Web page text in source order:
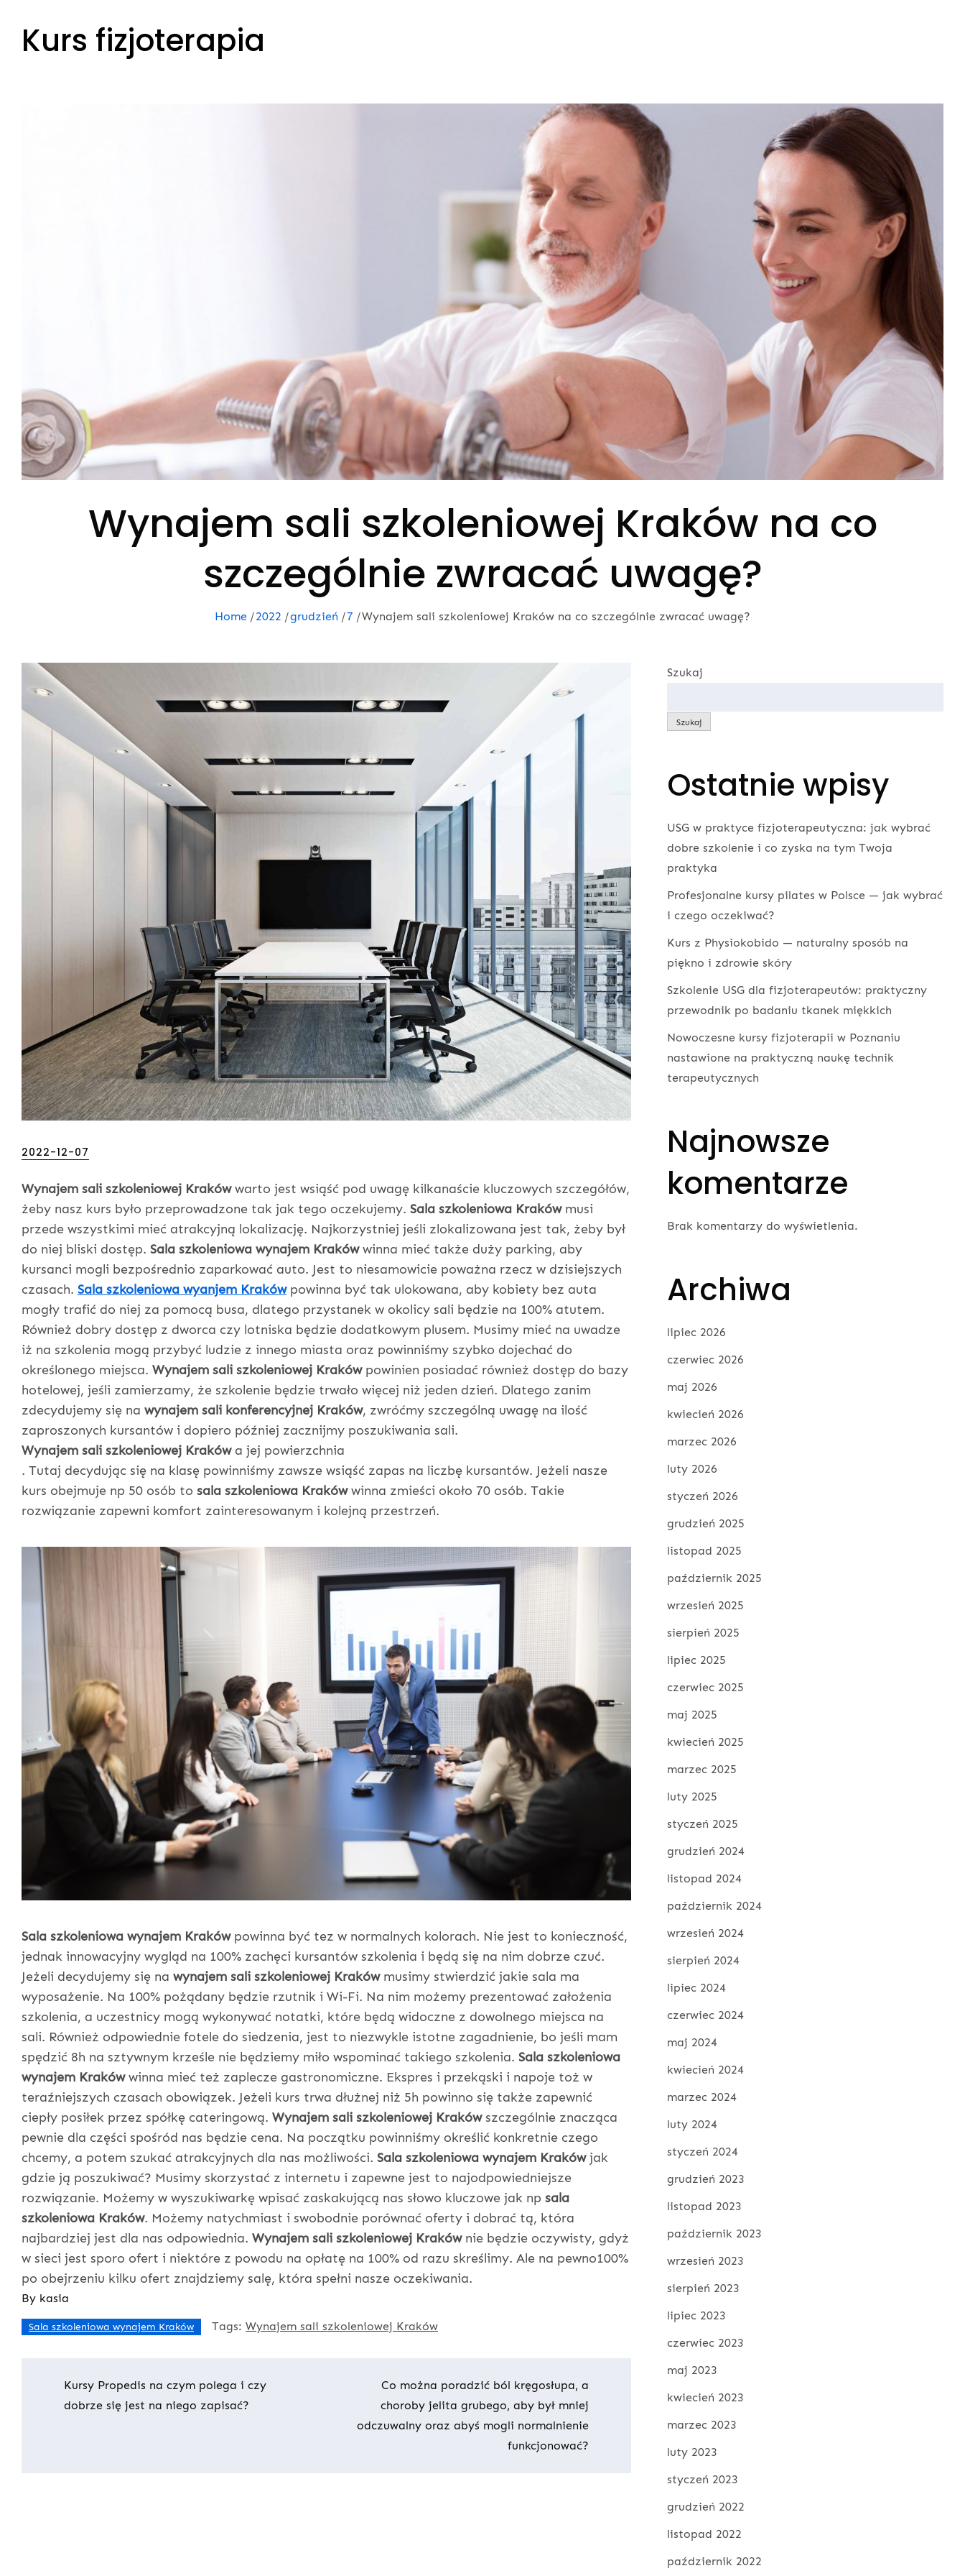
contentKurs fizjoterapia
Wynajem sali szkoleniowej Kraków na co
szczególnie zwracać uwagę?
Home 2022 grudzień 7 Wynajem sali szkoleniowej Kraków na co szczególnie zwracać uwagę?
Posted
2022-12-07
Wynajem sali szkoleniowej Krakówwarto jest wsiąść pod uwagę kilkanaście kluczowych szczegółów,
żeby nasz kurs było przeprowadzone tak jak tego oczekujemy. Sala szkoleniowa Krakówmusi
przede wszystkimi mieć atrakcyjną lokalizację. Najkorzystniej jeśli zlokalizowana jest tak, żeby był
do niej bliski dostęp. Sala szkoleniowa wynajem Krakówwinna mieć także duży parking, aby
kursanci mogli bezpośrednio zaparkować auto. Jest to niesamowicie poważna rzecz w dzisiejszych
czasach. Sala szkoleniowa wyanjem Krakówpowinna być tak ulokowana, aby kobiety bez auta
mogły trafić do niej za pomocą busa, dlatego przystanek w okolicy sali będzie na 100% atutem.
Również dobry dostęp z dworca czy lotniska będzie dodatkowym plusem. Musimy mieć na uwadze
iż na szkolenia mogą przybyć ludzie z innego miasta oraz powinniśmy szybko dojechać do
określonego miejsca. Wynajem sali szkoleniowej Krakówpowinien posiadać również dostęp do bazy
hotelowej, jeśli zamierzamy, że szkolenie będzie trwało więcej niż jeden dzień. Dlatego zanim
zdecydujemy się na wynajem sali konferencyjnej Kraków, zwróćmy szczególną uwagę na ilość
zaproszonych kursantów i dopiero później zacznijmy poszukiwania sali.
Wynajem sali szkoleniowej Krakówa jej powierzchnia
. Tutaj decydując się na klasę powinniśmy zawsze wsiąść zapas na liczbę kursantów. Jeżeli nasze
kurs obejmuje np 50 osób to sala szkoleniowa Krakówwinna zmieści około 70 osób. Takie
rozwiązanie zapewni komfort zainteresowanym i kolejną przestrzeń.
Sala szkoleniowa wynajem Krakówpowinna być tez w normalnych kolorach. Nie jest to konieczność,
jednak innowacyjny wygląd na 100% zachęci kursantów szkolenia i będą się na nim dobrze czuć.
Jeżeli decydujemy się na wynajem sali szkoleniowej Krakówmusimy stwierdzić jakie sala ma
wyposażenie. Na 100% pożądany będzie rzutnik i Wi-Fi. Na nim możemy prezentować założenia
szkolenia, a uczestnicy mogą wykonywać notatki, które będą widoczne z dowolnego miejsca na
sali. Również odpowiednie fotele do siedzenia, jest to niezwykle istotne zagadnienie, bo jeśli mam
spędzić 8h na sztywnym krześle nie będziemy miło wspominać takiego szkolenia. Sala szkoleniowa
wynajem Krakówwinna mieć też zaplecze gastronomiczne. Ekspres i przekąski i napoje toż w
teraźniejszych czasach obowiązek. Jeżeli kurs trwa dłużnej niż 5h powinno się także zapewnić
ciepły posiłek przez spółkę cateringową. Wynajem sali szkoleniowej Krakówszczególnie znacząca
pewnie dla części spośród nas będzie cena. Na początku powinniśmy określić konkretnie czego
chcemy, a potem szukać atrakcyjnych dla nas możliwości. Sala szkoleniowa wynajem Krakówjak
gdzie ją poszukiwać? Musimy skorzystać z internetu i zapewne jest to najodpowiedniejsze
rozwiązanie. Możemy w wyszukiwarkę wpisać zaskakującą nas słowo kluczowe jak np sala
szkoleniowa Kraków. Możemy natychmiast i swobodnie porównać oferty i dobrać tą, która
najbardziej jest dla nas odpowiednia. Wynajem sali szkoleniowej Krakównie będzie oczywisty, gdyż
w sieci jest sporo ofert i niektóre z powodu na opłatę na 100% od razu skreślimy. Ale na pewno100%
po obejrzeniu kilku ofert znajdziemy salę, która spełni nasze oczekiwania.
By kasia
Sala szkoleniowa wynajem Kraków Tags: Wynajem sali szkoleniowej Kraków
Nawigacja
Kursy Propedis na czym polega i czy
dobrze się jest na niego zapisać?
Co można poradzić ból kręgosłupa, a
choroby jelita grubego, aby był mniej
odczuwalny oraz abyś mogli normalnienie
funkcjonować?
Szukaj
Szukaj
Ostatnie wpisy
USG w praktyce fizjoterapeutyczna: jak wybrać
dobre szkolenie i co zyska na tym Twoja
praktyka
Profesjonalne kursy pilates w Polsce — jak wybrać
i czego oczekiwać?
Kurs z Physiokobido — naturalny sposób na
piękno i zdrowie skóry
Szkolenie USG dla fizjoterapeutów: praktyczny
przewodnik po badaniu tkanek miękkich
Nowoczesne kursy fizjoterapii w Poznaniu
nastawione na praktyczną naukę technik
terapeutycznych
Najnowsze
komentarze
Brak komentarzy do wyświetlenia.
Archiwa
lipiec 2026
czerwiec 2026
maj 2026
kwiecień 2026
marzec 2026
luty 2026
styczeń 2026
grudzień 2025
listopad 2025
październik 2025
wrzesień 2025
sierpień 2025
lipiec 2025
czerwiec 2025
maj 2025
kwiecień 2025
marzec 2025
luty 2025
styczeń 2025
grudzień 2024
listopad 2024
październik 2024
wrzesień 2024
sierpień 2024
lipiec 2024
czerwiec 2024
maj 2024
kwiecień 2024
marzec 2024
luty 2024
styczeń 2024
grudzień 2023
listopad 2023
październik 2023
wrzesień 2023
sierpień 2023
lipiec 2023
czerwiec 2023
maj 2023
kwiecień 2023
marzec 2023
luty 2023
styczeń 2023
grudzień 2022
listopad 2022
październik 2022